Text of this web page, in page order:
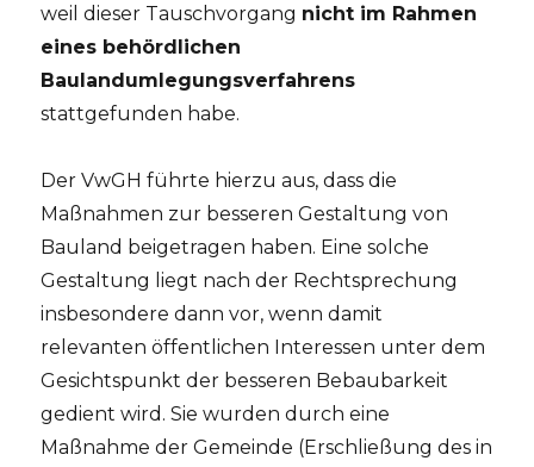
weil dieser Tauschvorgang nicht im Rahmen
eines behördlichen
Baulandumlegungsverfahrens
stattgefunden habe.
Der VwGH führte hierzu aus, dass die
Maßnahmen zur besseren Gestaltung von
Bauland beigetragen haben. Eine solche
Gestaltung liegt nach der Rechtsprechung
insbesondere dann vor, wenn damit
relevanten öffentlichen Interessen unter dem
Gesichtspunkt der besseren Bebaubarkeit
gedient wird. Sie wurden durch eine
Maßnahme der Gemeinde (Erschließung des in